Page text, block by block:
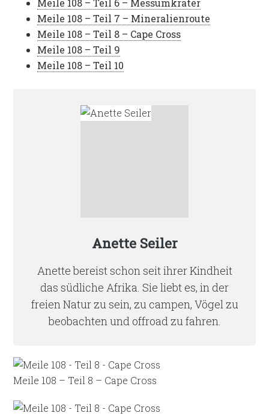
Meile 108 – Teil 6 – Messumkrater
Meile 108 – Teil 7 – Mineralienroute
Meile 108 – Teil 8 – Cape Cross
Meile 108 – Teil 9
Meile 108 – Teil 10
Anette Seiler
Anette bereist schon seit ihrer Kindheit
das südliche Afrika. Sie liebt es, in der
freien Natur zu sein, zu campen, Vögel zu
beobachten und offroad zu fahren.
Meile 108 – Teil 8 – Cape Cross